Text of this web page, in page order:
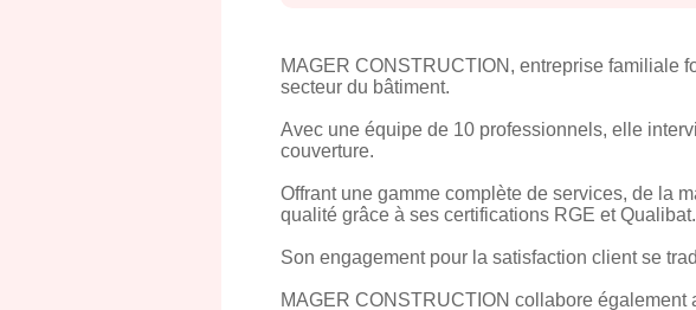
MAGER CONSTRUCTION, entreprise familiale
secteur du bâtiment.
Avec une équipe de 10 professionnels, elle
couverture.
Offrant une gamme complète de services, de la
qualité grâce à ses certifications RGE et Qualibat.
Son engagement pour la satisfaction client se
MAGER CONSTRUCTION collabore